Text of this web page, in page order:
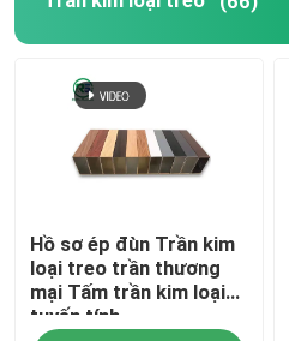
Hướng dẫn VR
Về chúng tôi
Tham quan nhà máy
Kiểm soát chất lượng
Liên hệ chúng tôi
Hồ sơ ép đùn Trần kim
loại treo trần thương
mại Tấm trần kim loại
tuyến tính